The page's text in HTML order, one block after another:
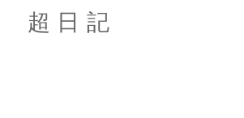
超日記